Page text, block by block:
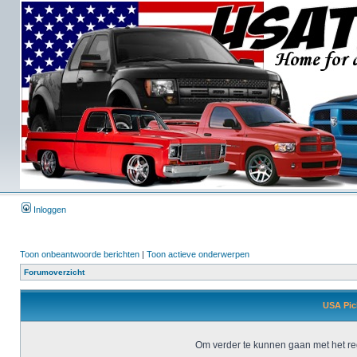
Inloggen
Toon onbeantwoorde berichten | Toon actieve onderwerpen
Forumoverzicht
USA
Om verder te kunnen gaan met het